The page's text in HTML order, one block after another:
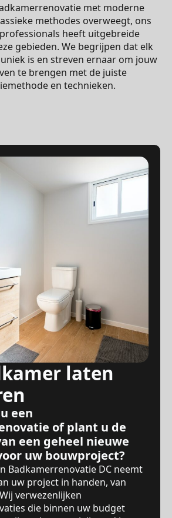
met moderne
methodes overweegt, ons
heeft uitgebreide
gebieden. We begrijpen dat elk
is en streven ernaar om jouw
te brengen met de juiste
en technieken.
laten
een
of plant u de
een geheel nieuwe
uw bouwproject?
Badkamerrenovatie DC neemt
uw project in handen, van
verwezenlijken
die binnen uw budget